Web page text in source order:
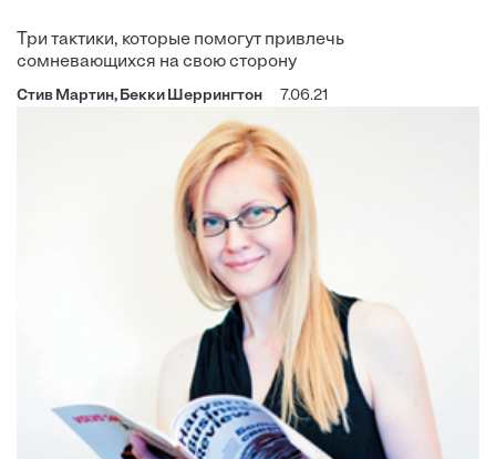
Три тактики, которые помогут привлечь
сомневающихся на свою сторону
Стив Мартин, Бекки Шеррингтон 7.06.21